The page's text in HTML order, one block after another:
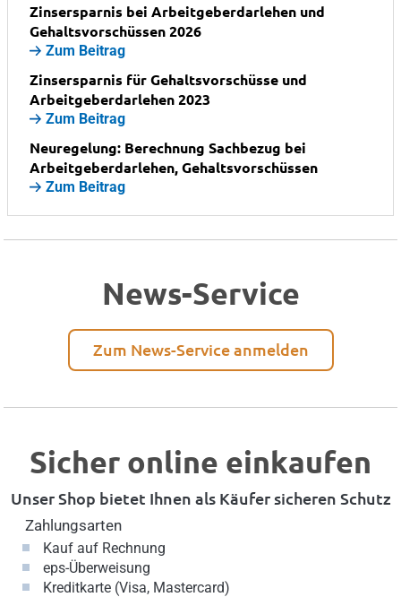
Zinsersparnis bei Arbeitgeberdarlehen und
Gehaltsvorschüssen 2026
Zum Beitrag
Zinsersparnis für Gehaltsvorschüsse und
Arbeitgeberdarlehen 2023
Zum Beitrag
Neuregelung: Berechnung Sachbezug bei
Arbeitgeberdarlehen, Gehaltsvorschüssen
Zum Beitrag
News-Service
Zum News-Service anmelden
Sicher online einkaufen
Unser Shop bietet Ihnen als Käufer sicheren Schutz
Zahlungsarten
Kauf auf Rechnung
eps-Überweisung
Kreditkarte (Visa, Mastercard)